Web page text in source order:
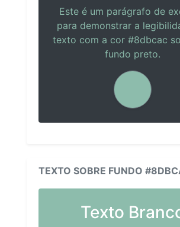
Este é um parágrafo de
para demonstrar a
texto com a cor #8dbcac
fundo preto.
TEXTO SOBRE FUNDO
Texto